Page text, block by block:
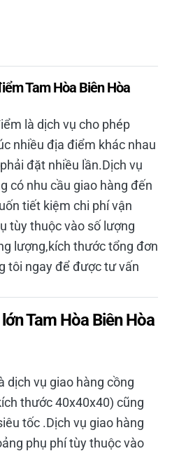
Tam Hòa Biên Hòa
là dịch vụ cho phép
nhiều địa điểm khác nhau
đặt nhiều lần.Dịch vụ
có nhu cầu giao hàng đến
tiết kiệm chi phí vận
tùy thuộc vào số lượng
lượng,kích thước tổng đơn
tôi ngay để được tư vấn
Tam Hòa Biên Hòa
dịch vụ giao hàng cồng
thước 40x40x40) cũng
tốc .Dịch vụ giao hàng
phụ phí tùy thuộc vào